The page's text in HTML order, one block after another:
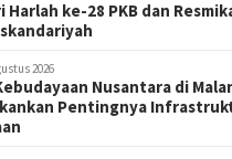
Harlah ke-28 PKB dan
2026
Nusantara di
Pentingnya